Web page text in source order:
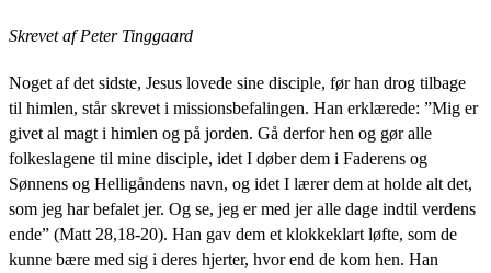
Skrevet af Peter Tinggaard
Noget af det sidste, Jesus lovede sine disciple, før han drog tilbage
til himlen, står skrevet i missionsbefalingen. Han erklærede: ”Mig er
givet al magt i himlen og på jorden. Gå derfor hen og gør alle
folkeslagene til mine disciple, idet I døber dem i Faderens og
Sønnens og Helligåndens navn, og idet I lærer dem at holde alt det,
som jeg har befalet jer. Og se, jeg er med jer alle dage indtil verdens
ende” (Matt 28,18-20). Han gav dem et klokkeklart løfte, som de
kunne bære med sig i deres hjerter, hvor end de kom hen. Han